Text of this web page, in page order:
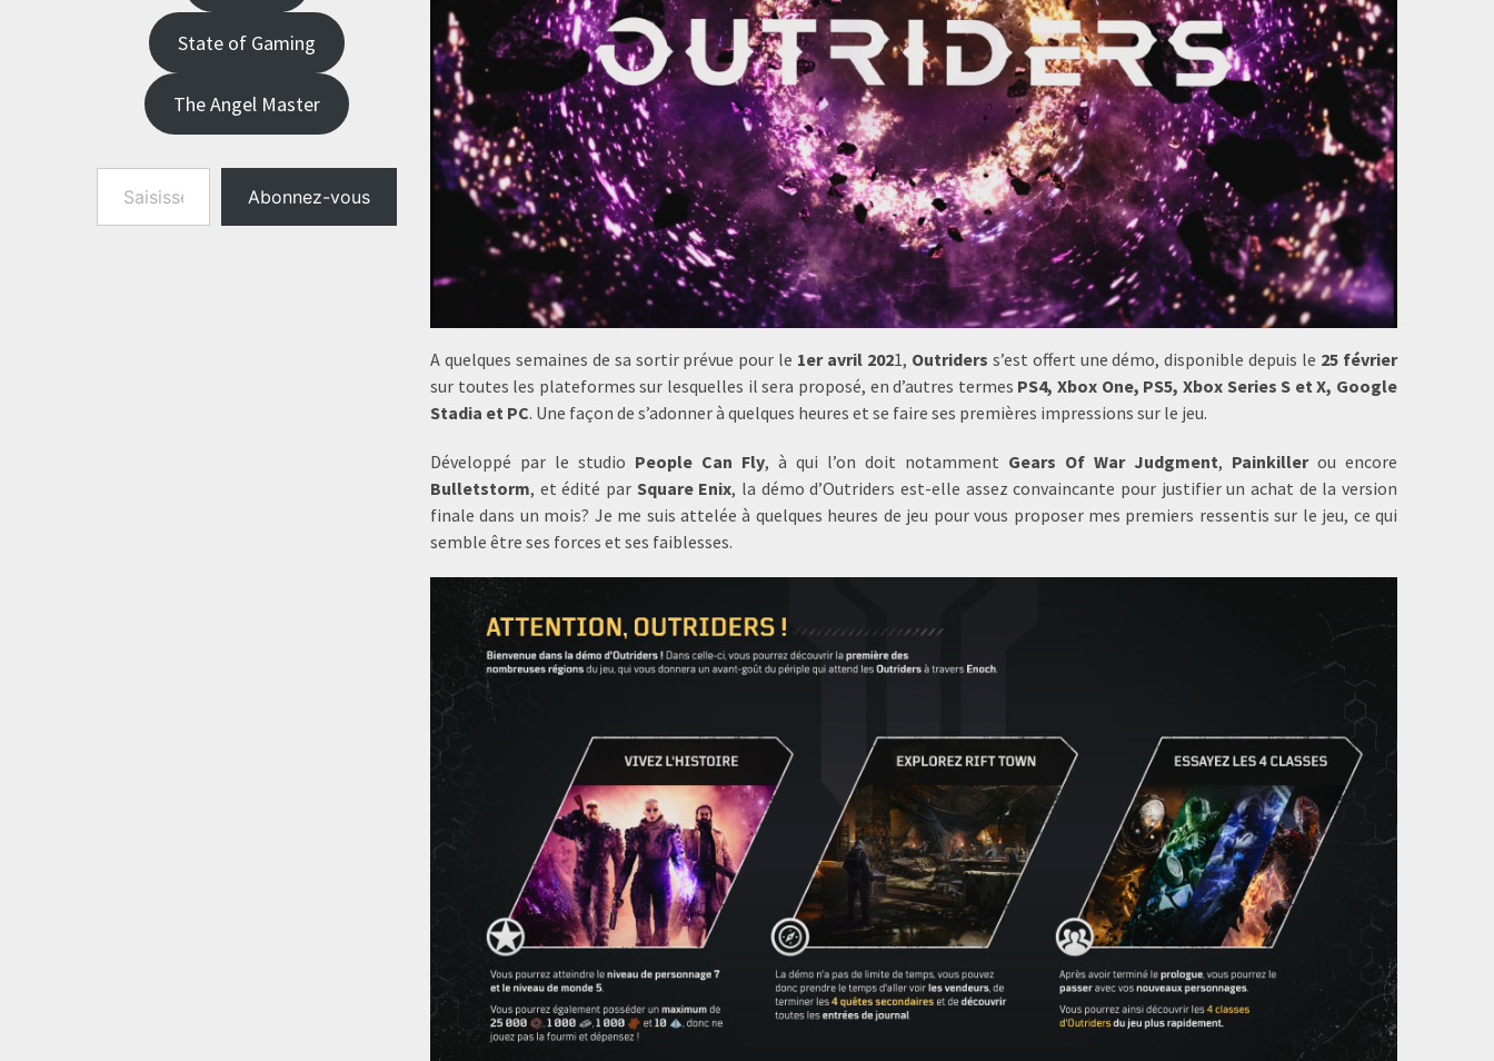
A quelques semaines de sa sortir prévue pour le 1er avril 2021, Outriders s’est offert une démo, disponible depuis le 25 février
sur toutes les plateformes sur lesquelles il sera proposé, en d’autres termes PS4, Xbox One, PS5, Xbox Series S et X, Google
Stadia et PC. Une façon de s’adonner à quelques heures et se faire ses premières impressions sur le jeu.
Développé par le studio People Can Fly, à qui l’on doit notamment Gears Of War Judgment, Painkillerou encore
Bulletstorm, et édité par Square Enix, la démo d’Outriders est-elle assez convaincante pour justifier un achat de la version
finale dans un mois? Je me suis attelée à quelques heures de jeu pour vous proposer mes premiers ressentis sur le jeu, ce qui
semble être ses forces et ses faiblesses.
State of Gaming
The Angel Master
Saisissez votre adresse e-mail…
Abonnez-vous